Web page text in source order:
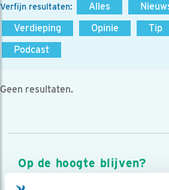
Verfijn resultaten: Alles
Verdieping
Opinie Tip
Podcast
Geen resultaten.
Op de hoogte blijven?
Meld je aan en ontvang nieuws,